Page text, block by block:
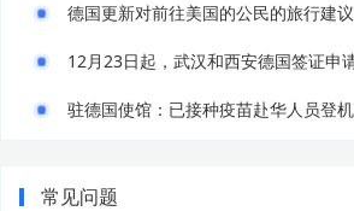
德国更新对前往美国的公民的旅行建议
常见问题